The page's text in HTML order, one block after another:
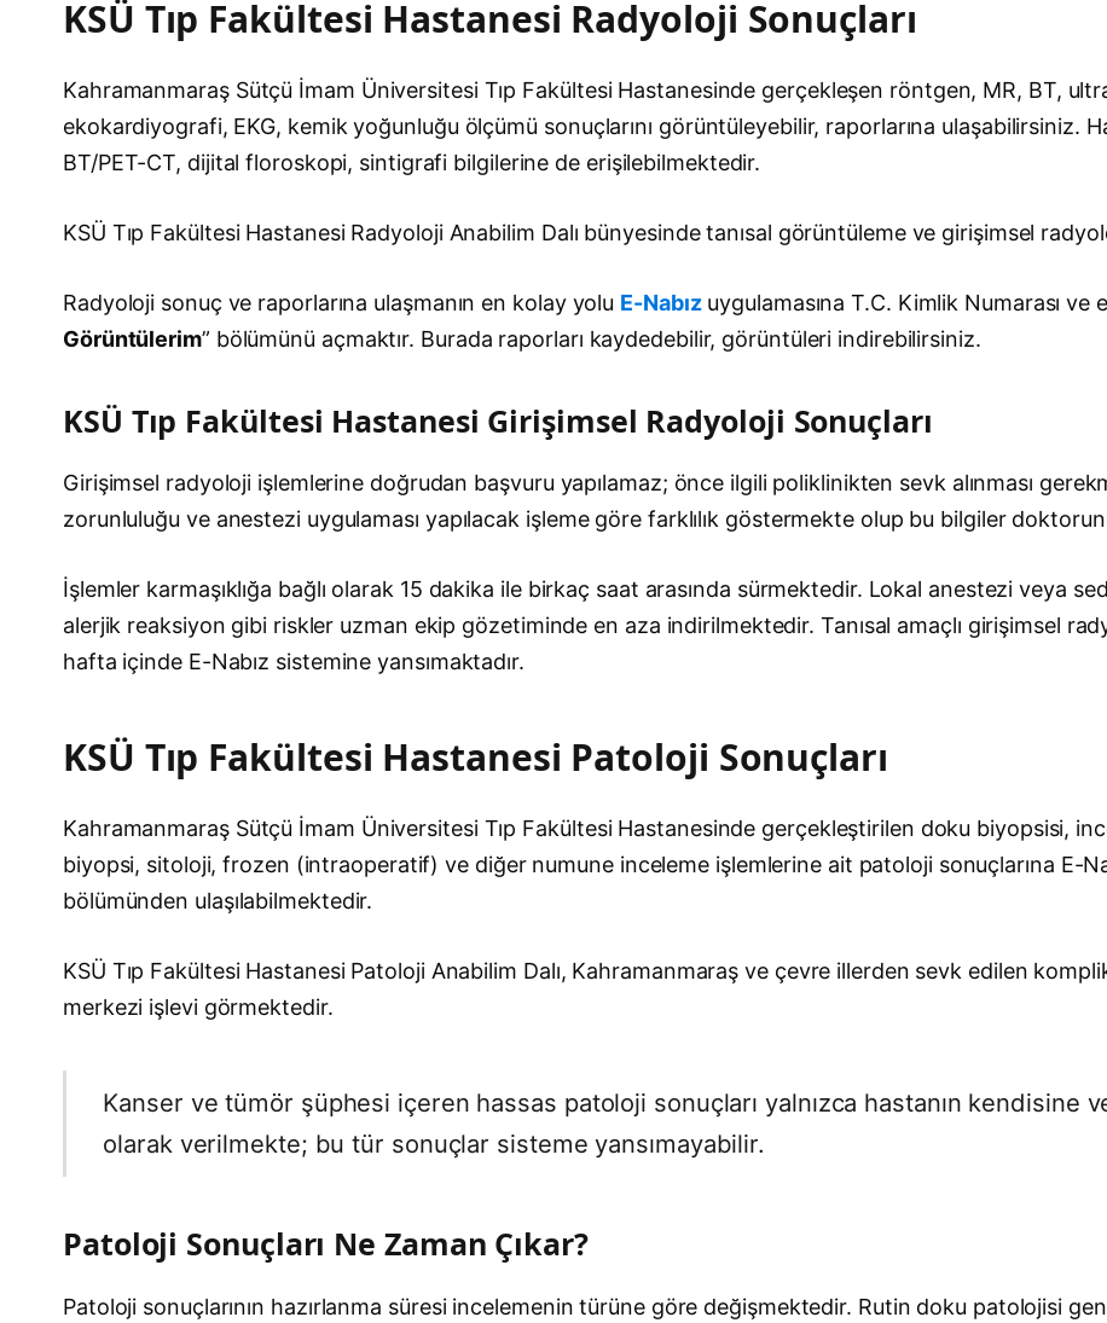
KSÜ Tıp Fakültesi Hastanesi Radyoloji Sonuçları
Kahramanmaraş Sütçü İmam Üniversitesi Tıp Fakültesi Hastanesinde gerçekleşen röntgen, MR, BT,
ekokardiyografi, EKG, kemik yoğunluğu ölçümü sonuçlarını görüntüleyebilir, raporlarına ulaşabilirsiniz.
BT/PET-CT, dijital floroskopi, sintigrafi bilgilerine de erişilebilmektedir.
KSÜ Tıp Fakültesi Hastanesi Radyoloji Anabilim Dalı bünyesinde tanısal görüntüleme ve girişimsel
Radyoloji sonuç ve raporlarına ulaşmanın en kolay yolu E-Nabızuygulamasına T.C. Kimlik Numarası
Görüntülerim” bölümünü açmaktır. Burada raporları kaydedebilir, görüntüleri indirebilirsiniz.
KSÜ Tıp Fakültesi Hastanesi Girişimsel Radyoloji Sonuçları
Girişimsel radyoloji işlemlerine doğrudan başvuru yapılamaz; önce ilgili poliklinikten sevk alınması
zorunluluğu ve anestezi uygulaması yapılacak işleme göre farklılık göstermekte olup bu bilgiler
İşlemler karmaşıklığa bağlı olarak 15 dakika ile birkaç saat arasında sürmektedir. Lokal anestezi veya
alerjik reaksiyon gibi riskler uzman ekip gözetiminde en aza indirilmektedir. Tanısal amaçlı girişimsel
hafta içinde E-Nabız sistemine yansımaktadır.
KSÜ Tıp Fakültesi Hastanesi Patoloji Sonuçları
Kahramanmaraş Sütçü İmam Üniversitesi Tıp Fakültesi Hastanesinde gerçekleştirilen doku biyopsisi,
biyopsi, sitoloji, frozen (intraoperatif) ve diğer numune inceleme işlemlerine ait patoloji sonuçlarına E-
bölümünden ulaşılabilmektedir.
KSÜ Tıp Fakültesi Hastanesi Patoloji Anabilim Dalı, Kahramanmaraş ve çevre illerden sevk edilen
merkezi işlevi görmektedir.
Kanser ve tümör şüphesi içeren hassas patoloji sonuçları yalnızca hastanın kendisine
olarak verilmekte; bu tür sonuçlar sisteme yansımayabilir.
Patoloji Sonuçları Ne Zaman Çıkar?
Patoloji sonuçlarının hazırlanma süresi incelemenin türüne göre değişmektedir. Rutin doku patolojisi